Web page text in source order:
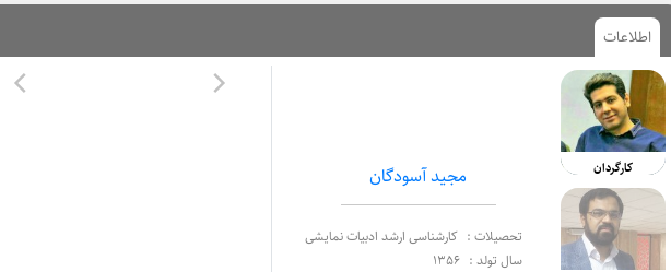
اطلاعات
کارگردان مجيد آسودگان
تحصیلات : کارشناسی ارشد ادبیات نمایشی
سال تولد : 1356